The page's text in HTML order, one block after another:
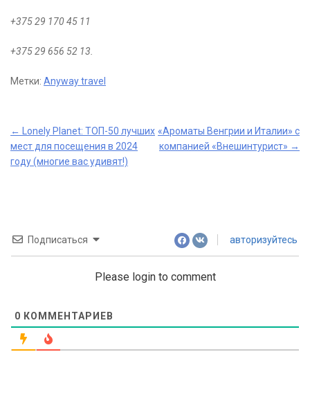
+375 29 170 45 11
+375 29 656 52 13.
Метки: Anyway travel
Post
navigation
←
Lonely Planet: ТОП-50 лучших
мест для посещения в 2024
году (многие вас удивят!)
«Ароматы Венгрии и Италии» с
компанией «Внешинтурист» →
Подписаться авторизуйтесь
Please login to comment
0 КОММЕНТАРИЕВ